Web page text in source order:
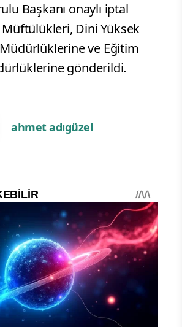
Başkanı onaylı iptal
Müftülükleri, Dini Yüksek
ve Eğitim
gönderildi.
ahmet adıgüzel